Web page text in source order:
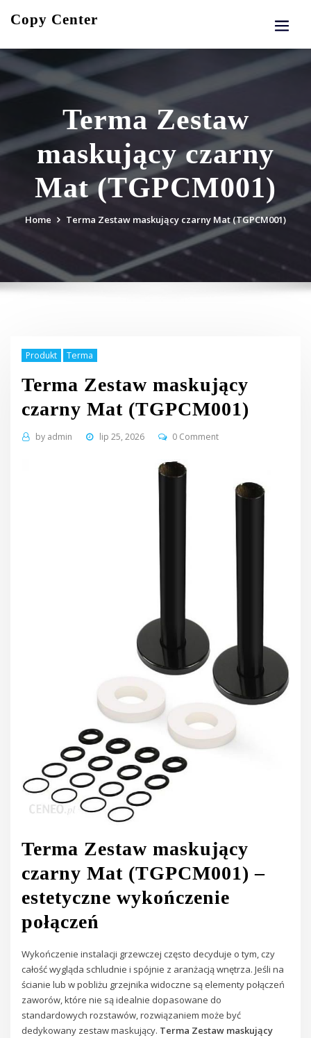
Copy Center
Terma Zestaw
maskujący czarny
Mat (TGPCM001)
Home Terma Zestaw maskujący czarny Mat (TGPCM001)
Produkt Terma
Terma Zestaw maskujący
czarny Mat (TGPCM001)
by admin lip 25, 2026 0 Comment
Terma Zestaw maskujący
czarny Mat (TGPCM001) –
estetyczne wykończenie
połączeń
Wykończenie instalacji grzewczej często decyduje o tym, czy
całość wygląda schludnie i spójnie z aranżacją wnętrza. Jeśli na
ścianie lub w pobliżu grzejnika widoczne są elementy połączeń
zaworów, które nie są idealnie dopasowane do
standardowych rozstawów, rozwiązaniem może być
dedykowany zestaw maskujący. Terma Zestaw maskujący